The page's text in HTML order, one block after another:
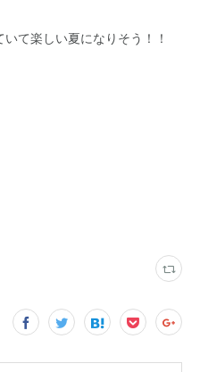
て楽しい夏になりそう！！